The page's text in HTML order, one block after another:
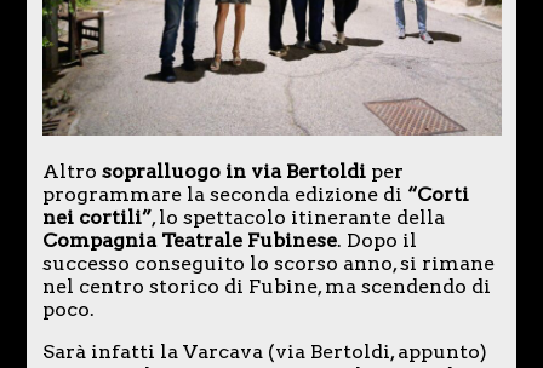
Altro sopralluogo in via Bertoldi per
programmare la seconda edizione di “Corti
nei cortili”, lo spettacolo itinerante della
Compagnia Teatrale Fubinese. Dopo il
successo conseguito lo scorso anno, si rimane
nel centro storico di Fubine, ma scendendo di
poco.
Sarà infatti la Varcava (via Bertoldi, appunto)